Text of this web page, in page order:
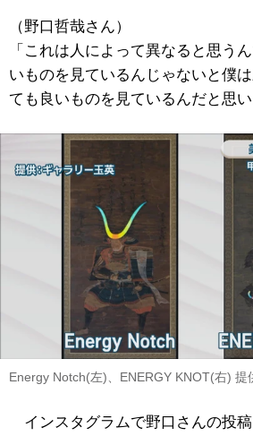
（野口哲哉さん）
「これは人によって異なると思う
いものを見ているんじゃないと僕
ても良いものを見ているんだと思い
Energy Notch(左)、ENERGY KNOT(右) 提
インスタグラムで野口さんの投